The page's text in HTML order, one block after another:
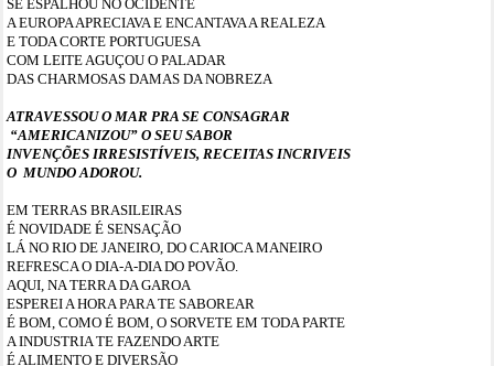
SE ESPALHOU NO OCIDENTE
A EUROPA APRECIAVA E ENCANTAVA A REALEZA
E TODA CORTE PORTUGUESA
COM LEITE AGUÇOU O PALADAR
DAS CHARMOSAS DAMAS DA NOBREZA
ATRAVESSOU O MAR PRA SE CONSAGRAR
“AMERICANIZOU” O SEU SABOR
INVENÇÕES IRRESISTÍVEIS, RECEITAS INCRIVEIS
O MUNDO ADOROU.
EM TERRAS BRASILEIRAS
É NOVIDADE É SENSAÇÃO
LÁ NO RIO DE JANEIRO, DO CARIOCA MANEIRO
REFRESCA O DIA-A-DIA DO POVÃO.
AQUI, NA TERRA DA GAROA
ESPEREI A HORA PARA TE SABOREAR
É BOM, COMO É BOM, O SORVETE EM TODA PARTE
A INDUSTRIA TE FAZENDO ARTE
É ALIMENTO E DIVERSÃO